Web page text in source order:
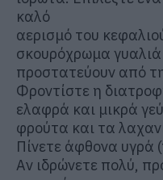
καλό
αερισμό του
σκουρόχρωμα
προστατεύουν από
Φροντίστε η
ελαφρά και μικρά
φρούτα και τα
Πίνετε άφθονα υγρά
Αν ιδρώνετε πολύ,